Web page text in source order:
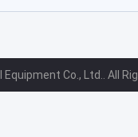
Co., Ltd.. All